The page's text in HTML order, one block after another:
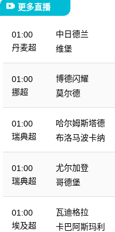
更多直播
01:00
丹麦超
中日德兰
维堡
01:00
挪超
博德闪耀
莫尔德
01:00
瑞典超
哈尔姆斯塔德
布洛马波卡纳
01:00
瑞典超
尤尔加登
哥德堡
01:00
埃及超
瓦迪格拉
卡巴阿斯玛利